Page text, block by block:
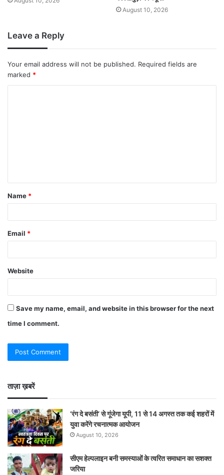
August 10, 2026
Leave a Reply
Your email address will not be published. Required fields are
marked *
Name *
Email *
Website
Save my name, email, and website in this browser for the next
time I comment.
ताज़ा ख़बरें
‘रंग दे बसंती’ से गूंजेगा यूपी, 11 से 14 अगस्त तक कई शहरों में
युवा करेंगे रचनात्मक आयोजन
August 10, 2026
सीएम हेल्पलाइन बनी समस्याओं के त्वरित समाधान का सशक्त
जरिया